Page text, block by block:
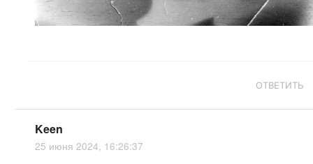
ОТВЕТИТЬ
Keen
25 июня 2024, 16:26:37